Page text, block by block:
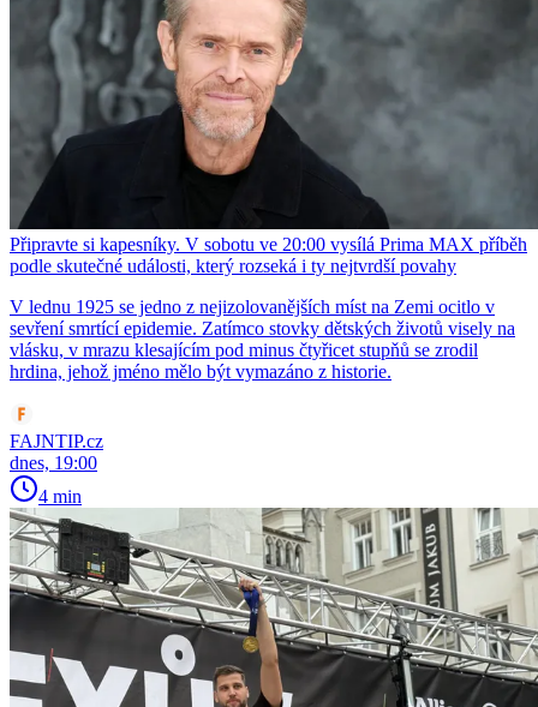
Připravte si kapesníky. V sobotu ve 20:00 vysílá Prima MAX příběh
podle skutečné události, který rozseká i ty nejtvrdší povahy
V lednu 1925 se jedno z nejizolovanějších míst na Zemi ocitlo v
sevření smrtící epidemie. Zatímco stovky dětských životů visely na
vlásku, v mrazu klesajícím pod minus čtyřicet stupňů se zrodil
hrdina, jehož jméno mělo být vymazáno z historie.
FAJNTIP.cz
dnes, 19:00
4 min